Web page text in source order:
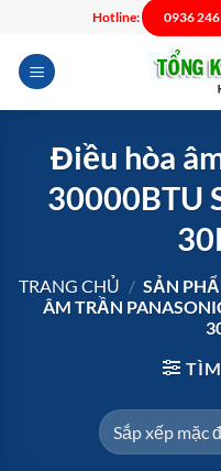
nội
dung
Hotline: 0936
Điều hòa
30000BTU
TRANG CHỦ / SẢN
ÂM TRẦN